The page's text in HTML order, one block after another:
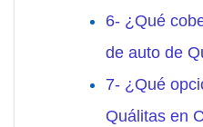
6- ¿Qué
de auto de
7- ¿Qué
Quálitas en